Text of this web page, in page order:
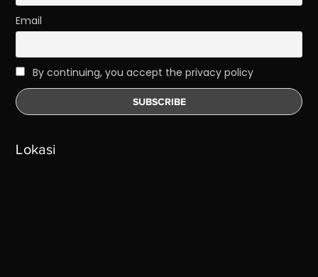
Email
By continuing, you accept the privacy policy
Lokasi